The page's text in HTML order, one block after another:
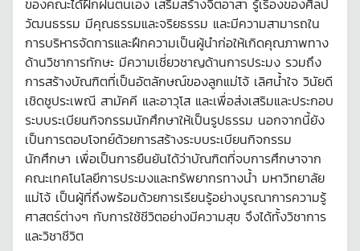
วัฒนธรรม มีคุณธรรมและจริยธรรม และมีความสามารถใน
การบริหารจัดการและฝึกความเป็นผู้นำก่อให้เกิดคุณภาพทาง
ด้านวิชาการทักษะ มีความเชี่ยวชาญด้านการประมง รวมถึง
การสร้างบัณฑิตที่เป็นอัตลักษณ์ของลูกแม่โจ้ เลิศน้ำใจ วินัยดี
เชิดชูประเพณี สามัคคี และอาวุโส และเพื่อส่งเสริมและประกอบ
ระบบระเบียนกิจกรรมนักศึกษาให้เป็นรูปธรรม นอกจากนี้ยัง
เป็นการตอบโจทย์ด้วยการสร้างระบบระเบียนกิจกรรม
นักศึกษา เพื่อเป็นการยืนยันได้ว่าบัณฑิตที่จบการศึกษาจาก
คณะเทคโนโลยีการประมงและทรัพยากรทางน้ำ มหาวิทยาลัย
แม่โจ้ เป็นผู้ที่ถึงพร้อมด้วยการเรียนรู้อย่างบูรณาการความรู้
ศาสตร์ต่างๆ กับการใช้ชีวิตอย่างมีความสุข จึงได้ทั้งวิชาการ
และวิชาชีวิต